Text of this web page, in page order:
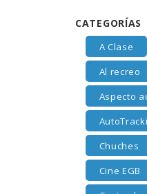
CATEGORÍAS
A Clase
Al recreo
Aspecto
Chuches
Cine EGB